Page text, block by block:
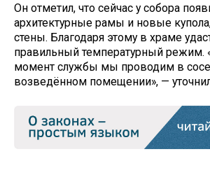
Он отметил, что сейчас у собора
архитектурные рамы и новые
стены. Благодаря этому в храме
правильный температурный режим.
момент службы мы проводим в
возведённом помещении», —